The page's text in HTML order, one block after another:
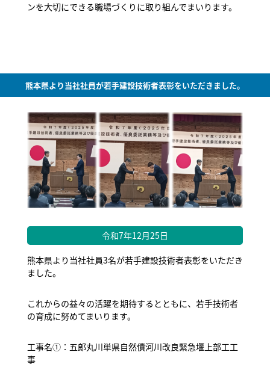
ンを大切にできる職場づくりに取り組んでまいります。
熊本県より当社社員が若手建設技術者表彰をいただきました。
令和7年12月25日
熊本県より当社社員3名が若手建設技術者表彰をいただき
ました。
これからの益々の活躍を期待するとともに、若手技術者
の育成に努めてまいります。
工事名①：五郎丸川単県自然債河川改良緊急堰上部工工
事